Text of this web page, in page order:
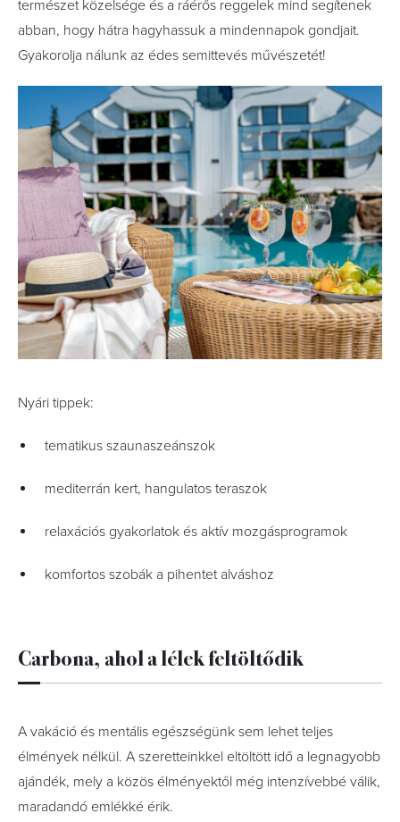
természet közelsége és a ráérős reggelek mind segítenek
abban, hogy hátra hagyhassuk a mindennapok gondjait.
Gyakorolja nálunk az édes semittevés művészetét!
Nyári tippek:
tematikus szaunaszeánszok
mediterrán kert, hangulatos teraszok
relaxációs gyakorlatok és aktív mozgásprogramok
komfortos szobák a pihentet alváshoz
Carbona, ahol a lélek feltöltődik
A vakáció és mentális egészségünk sem lehet teljes
élmények nélkül. A szeretteinkkel eltöltött idő a legnagyobb
ajándék, mely a közös élményektől még intenzívebbé válik,
maradandó emlékké érik.